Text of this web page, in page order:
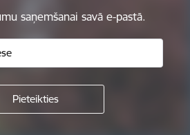
saņemšanai savā e-pastā.